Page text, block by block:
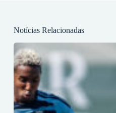
Notícias Relacionadas